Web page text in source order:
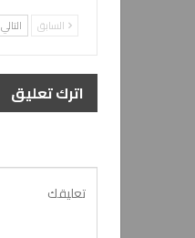
السابق التالي
اترك تعليق